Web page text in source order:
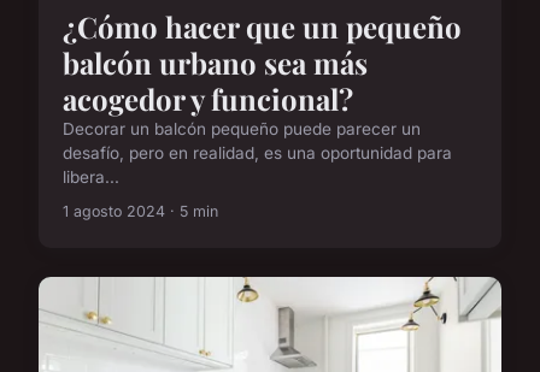
¿Cómo hacer que un pequeño
balcón urbano sea más
acogedor y funcional?
Decorar un balcón pequeño puede parecer un
desafío, pero en realidad, es una oportunidad para
libera...
1 agosto 2024 · 5 min